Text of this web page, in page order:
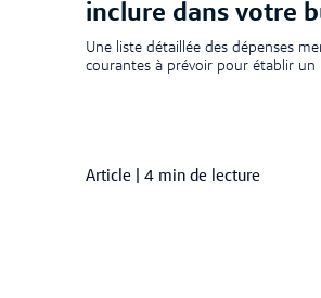
inclure dans votre
Une liste détaillée des dépenses
courantes à prévoir pour établir un
Article 4 min de lecture